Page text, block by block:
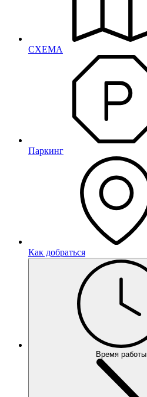
СХЕМА
Паркинг
Как добраться
Время работы